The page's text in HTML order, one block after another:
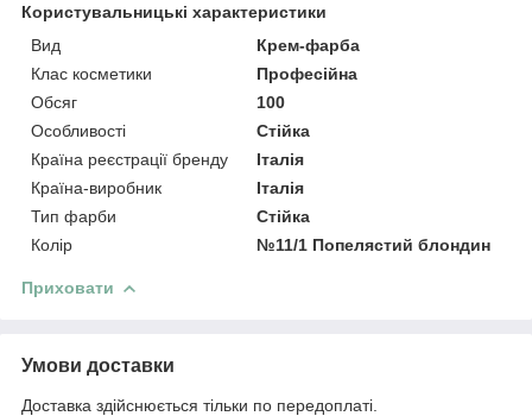
Користувальницькі характеристики
Вид
Крем-фарба
Клас косметики
Професійна
Обсяг
100
Особливості
Стійка
Країна реєстрації бренду
Італія
Країна-виробник
Італія
Тип фарби
Стійка
Колір
№11/1 Попелястий блондин
Приховати
Умови доставки
Доставка здійснюється тільки по передоплаті.